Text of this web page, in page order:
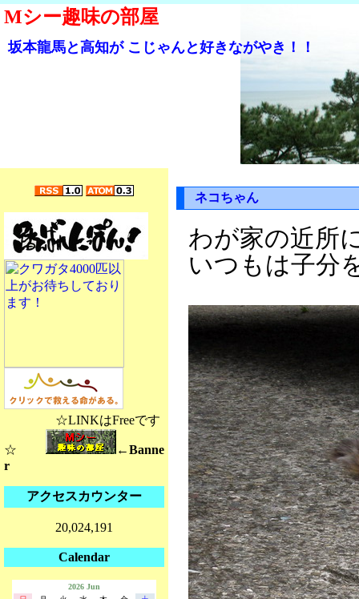
Mシー趣味の部屋
坂本龍馬と高知が こじゃんと好きながやき！！
☆LINKはFreeです
☆
←Banne
r
アクセスカウンター
20,024,191
Calendar
2026 Jun
ネコちゃん
わが家の近所
いつもは子分